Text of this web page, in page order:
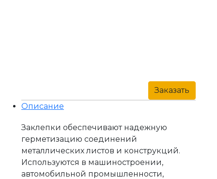
Заказать
Описание
Заклепки обеспечивают надежную
герметизацию соединений
металлических листов и конструкций.
Используются в машиностроении,
автомобильной промышленности,